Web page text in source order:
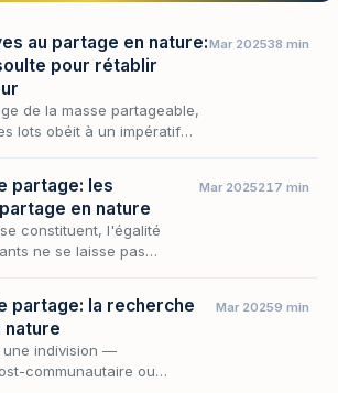
au partage en nature:
pour rétablir
de la masse partageable,
lots obéit à un impératif
Mar 202538 min
partage: les
en nature
constituent, l'égalité
ne se laisse pas
Mar 2025217 min
partage: la recherche
nature
une indivision —
communautaire ou
Mar 20259 min